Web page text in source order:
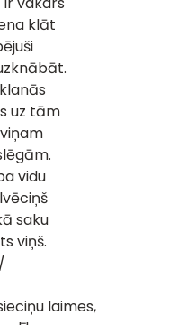
klāt
uz tām
vidu
saku
viņš.
laimes,